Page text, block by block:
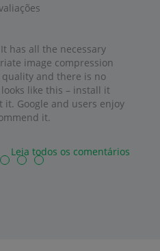
has all the necessary
image compression
and there is no
like this – install it
Google and users enjoy
it.
Leia todos os comentários